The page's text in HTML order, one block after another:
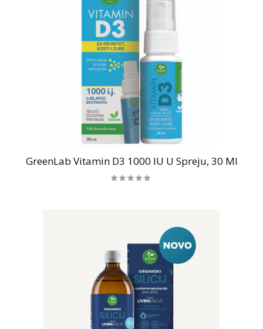
GreenLab Vitamin D3 1000 IU U Spreju, 30 Ml